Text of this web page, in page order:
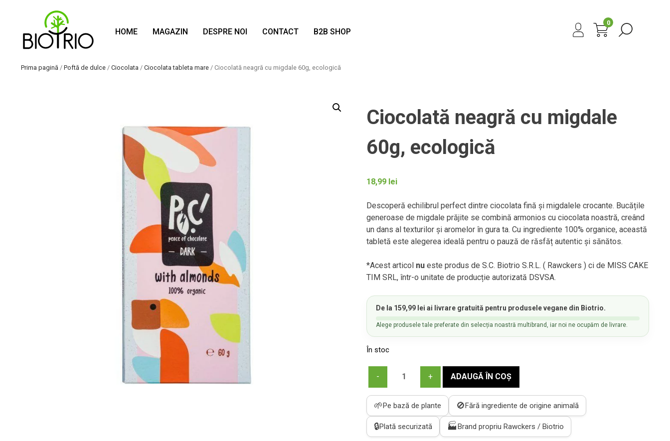
HOME MAGAZIN DESPRE NOI CONTACT B2B SHOP
0
Prima pagină/ Poftă de dulce/ Ciocolata / Ciocolata tableta mare/ Ciocolată neagră cu migdale 60g, ecologică
Ciocolată neagră cu migdale
60g, ecologică
18,99 lei
Descoperă echilibrul perfect dintre ciocolata fină și migdalele crocante. Bucățile
generoase de migdale prăjite se combină armonios cu ciocolata noastră, creând
un dans al texturilor și aromelor în gura ta. Cu ingrediente 100% organice, această
tabletă este alegerea ideală pentru o pauză de răsfăț autentic și sănătos.
*Acest articol nu este produs de S.C. Biotrio S.R.L. ( Rawckers ) ci de MISS CAKE
TIM SRL, într-o unitate de producție autorizată DSVSA.
De la 159,99 lei ai livrare gratuită pentru produsele vegane din Biotrio.
Alege produsele tale preferate din selecția noastră multibrand, iar noi ne ocupăm de livrare.
În stoc
Cantitate
neagră
cu
migdale
60g,
ADAUGĂ ÎN COȘ
🌱Pe bază de plante 🚫Fără ingrediente de origine animală
🔒Plată securizată 🏭Brand propriu Rawckers / Biotrio